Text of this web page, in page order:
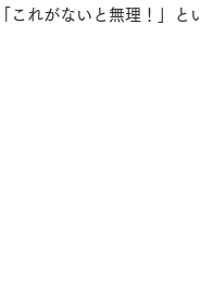
これがないと無理！」と